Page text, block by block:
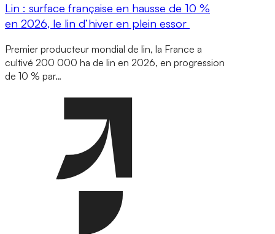
Lin : surface française en hausse de 10 %
en 2026, le lin d’hiver en plein essor
Premier producteur mondial de lin, la France a
cultivé 200 000 ha de lin en 2026, en progression
de 10 % par…